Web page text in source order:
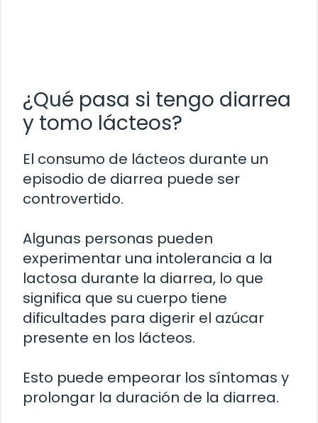
¿Qué pasa si tengo diarrea
y tomo lácteos?
El consumo de lácteos durante un
episodio de diarrea puede ser
controvertido.
Algunas personas pueden
experimentar una intolerancia a la
lactosa durante la diarrea, lo que
significa que su cuerpo tiene
dificultades para digerir el azúcar
presente en los lácteos.
Esto puede empeorar los síntomas y
prolongar la duración de la diarrea.